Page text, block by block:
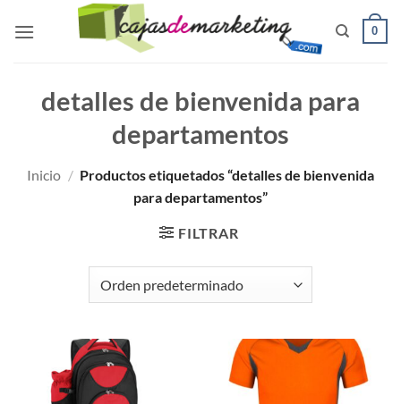
0
detalles de bienvenida para
departamentos
Inicio / Productos etiquetados “detalles de bienvenida
para departamentos”
FILTRAR